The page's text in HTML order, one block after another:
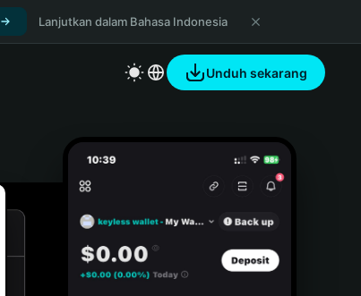
Lanjutkan dalam Bahasa Indonesia
Unduh sekarang